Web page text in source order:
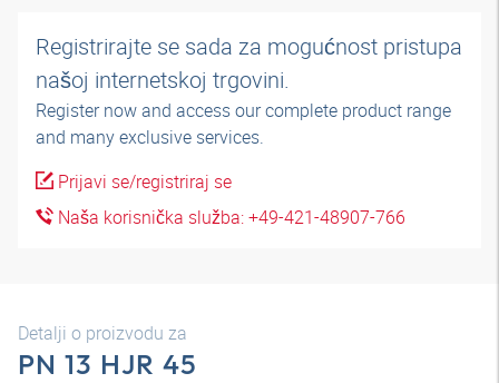
Registrirajte se sada za mogućnost pristupa
našoj internetskoj trgovini.
Register now and access our complete product range
and many exclusive services.
Prijavi se/registriraj se
Naša korisnička služba: +49-421-48907-766
Detalji o proizvodu za
PN 13 HJR 45